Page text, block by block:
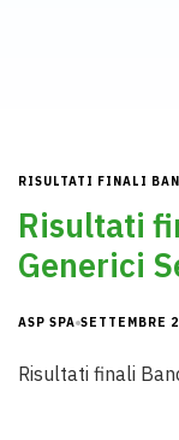
RISULTATI FINALI
Risultati
Generici
ASP SPA SETTEMBRE
Risultati finali